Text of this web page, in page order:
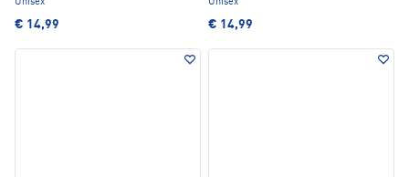
Unisex
€ 14,99
Unisex
€ 14,99